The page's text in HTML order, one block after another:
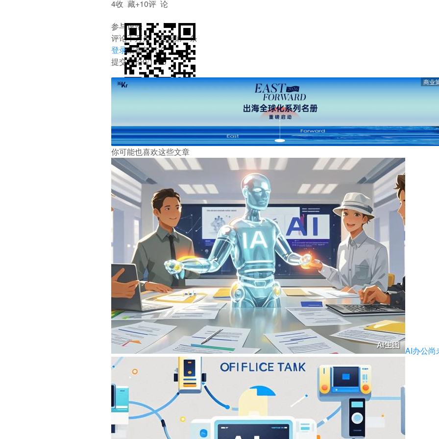
4收 藏+10评 论
打开微信“扫一扫”，打开网页后点击屏幕右上角分享按钮
举报
参与评论
评论千万条，友善第一条
登录后参与讨论
提交评论0/1000
商业
你可能也喜欢这些文章
AI办公尚